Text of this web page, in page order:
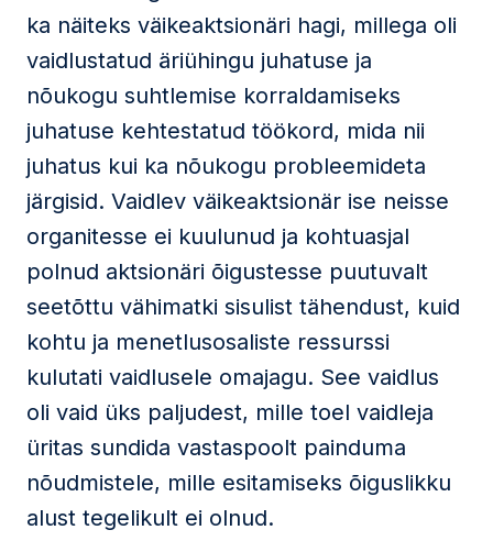
ka näiteks väikeaktsionäri hagi, millega oli
vaidlustatud äriühingu juhatuse ja
nõukogu suhtlemise korraldamiseks
juhatuse kehtestatud töökord, mida nii
juhatus kui ka nõukogu probleemideta
järgisid. Vaidlev väikeaktsionär ise neisse
organitesse ei kuulunud ja kohtuasjal
polnud aktsionäri õigustesse puutuvalt
seetõttu vähimatki sisulist tähendust, kuid
kohtu ja menetlusosaliste ressurssi
kulutati vaidlusele omajagu. See vaidlus
oli vaid üks paljudest, mille toel vaidleja
üritas sundida vastaspoolt painduma
nõudmistele, mille esitamiseks õiguslikku
alust tegelikult ei olnud.